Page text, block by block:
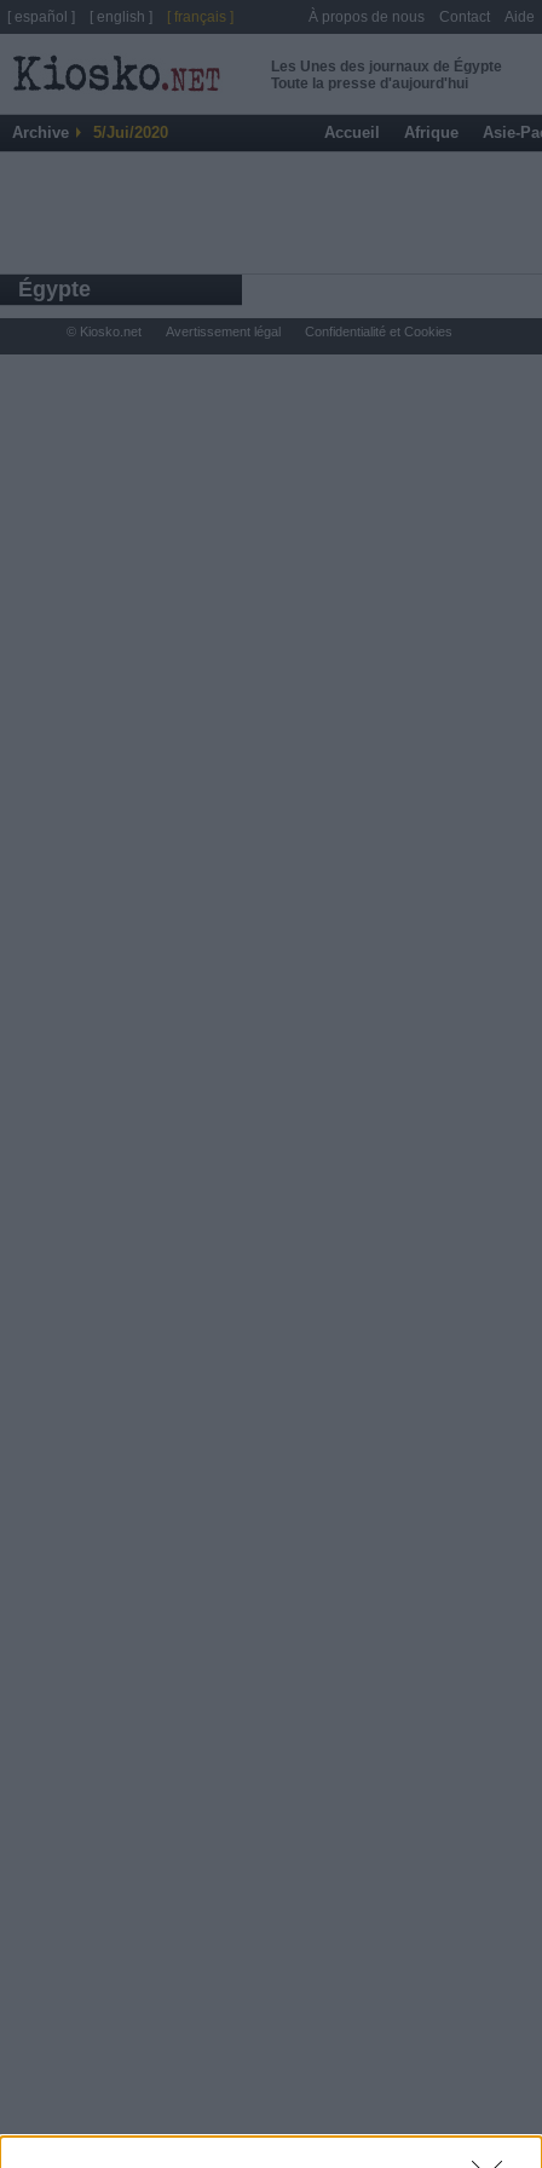
Les Unes des journaux de Égypte
Toute la presse d'aujourd'hui
Archive 5/Jui/2020 Accueil Afrique Asie-
Égypte
[ español ] [ english ] [ français ] À propos de nous Contact Aide
© Kiosko.net Avertissement légal Confidentialité et Cookies